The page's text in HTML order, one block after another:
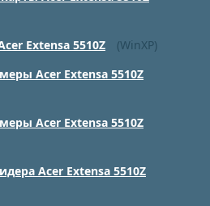
Extensa 5510Z
(WinXP)
Acer Extensa 5510Z
Acer Extensa 5510Z
Acer Extensa 5510Z